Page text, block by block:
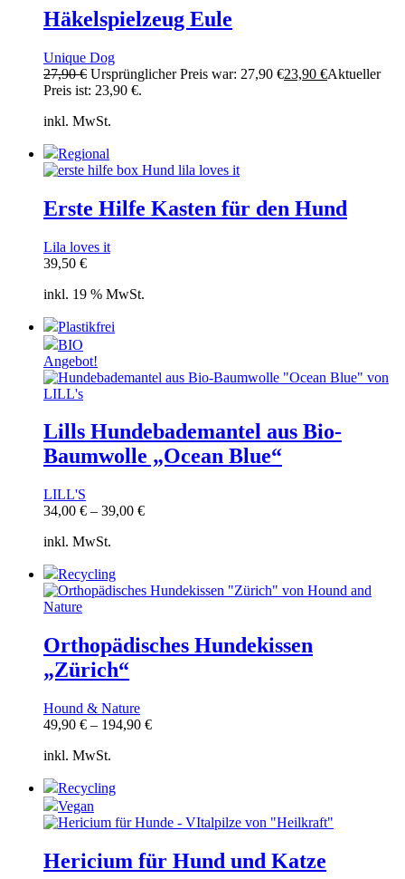
Häkelspielzeug Eule
Unique Dog
27,90€ Ursprünglicher Preis war: 27,90 €23,90 €Aktueller
Preis ist: 23,90 €.
inkl. MwSt.
Regional
Erste Hilfe Kasten für den Hund
Lila loves it
39,50 €
inkl. 19 % MwSt.
Plastikfrei
BIO
Angebot!
Lills Hundebademantel aus Bio-
Baumwolle „Ocean Blue“
LILL'S
34,00 € – 39,00 €
inkl. MwSt.
Recycling
Orthopädisches Hundekissen
„Zürich“
Hound & Nature
49,90 € – 194,90 €
inkl. MwSt.
Recycling
Vegan
Hericium für Hund und Katze